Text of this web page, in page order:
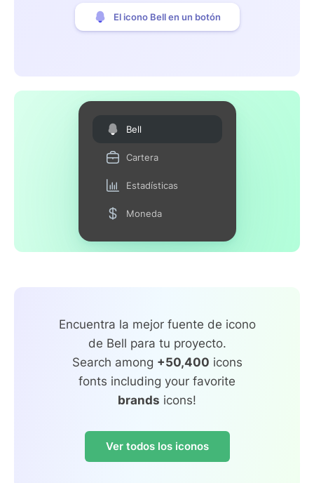
El icono Bell en un botón
Bell
Cartera
Estadísticas
Moneda
Encuentra la mejor fuente de icono
de Bell para tu proyecto.
Search among +50,400 icons
fonts including your favorite
brands icons!
Ver todos los iconos